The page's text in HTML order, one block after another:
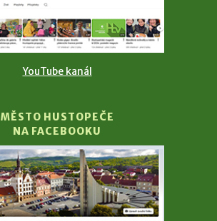
YouTube kanál
MĚSTO HUSTOPEČE
NA FACEBOOKU